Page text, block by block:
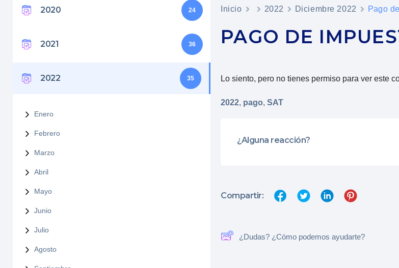
2020 24
2021 36
2022 35
Enero
Febrero
Marzo
Abril
Mayo
Junio
Julio
Agosto
Inicio 2022 Diciembre 2022 Pago
PAGO DE
Lo siento, pero no tienes permiso para ver este
2022, pago,SAT
¿Alguna reacción?
Compartir:
¿Dudas? ¿Cómo podemos ayudarte?